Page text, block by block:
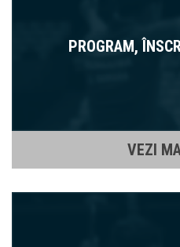
PROGRAM,
VEZI